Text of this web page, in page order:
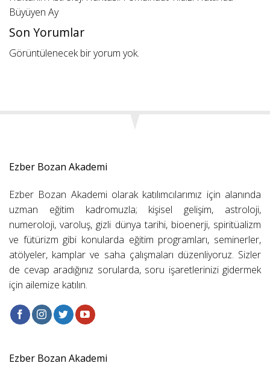
Büyüyen Ay
Son Yorumlar
Görüntülenecek bir yorum yok.
Ezber Bozan Akademi
Ezber Bozan Akademi olarak katılımcılarımız için alanında
uzman eğitim kadromuzla; kişisel gelişim, astroloji,
numeroloji, varoluş, gizli dünya tarihi, bioenerji, spiritüalizm
ve fütürizm gibi konularda eğitim programları, seminerler,
atölyeler, kamplar ve saha çalışmaları düzenliyoruz. Sizler
de cevap aradığınız sorularda, soru işaretlerinizi gidermek
için ailemize katılın.
Ezber Bozan Akademi